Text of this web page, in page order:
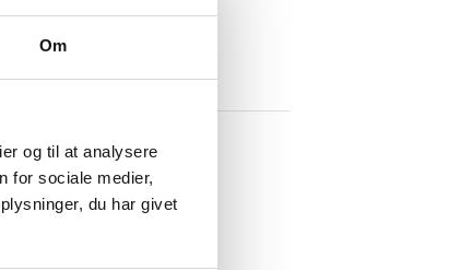
Om
og til at analysere
for sociale medier,
du har givet